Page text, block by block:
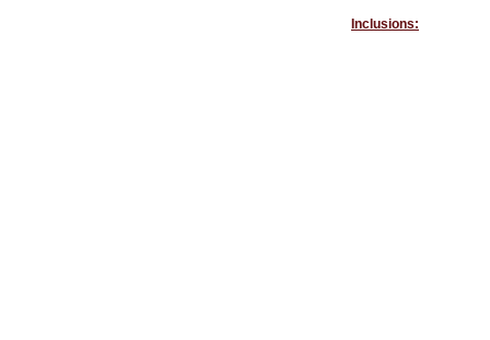
Inclusions: